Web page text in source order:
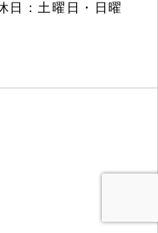
日：土曜日・日曜